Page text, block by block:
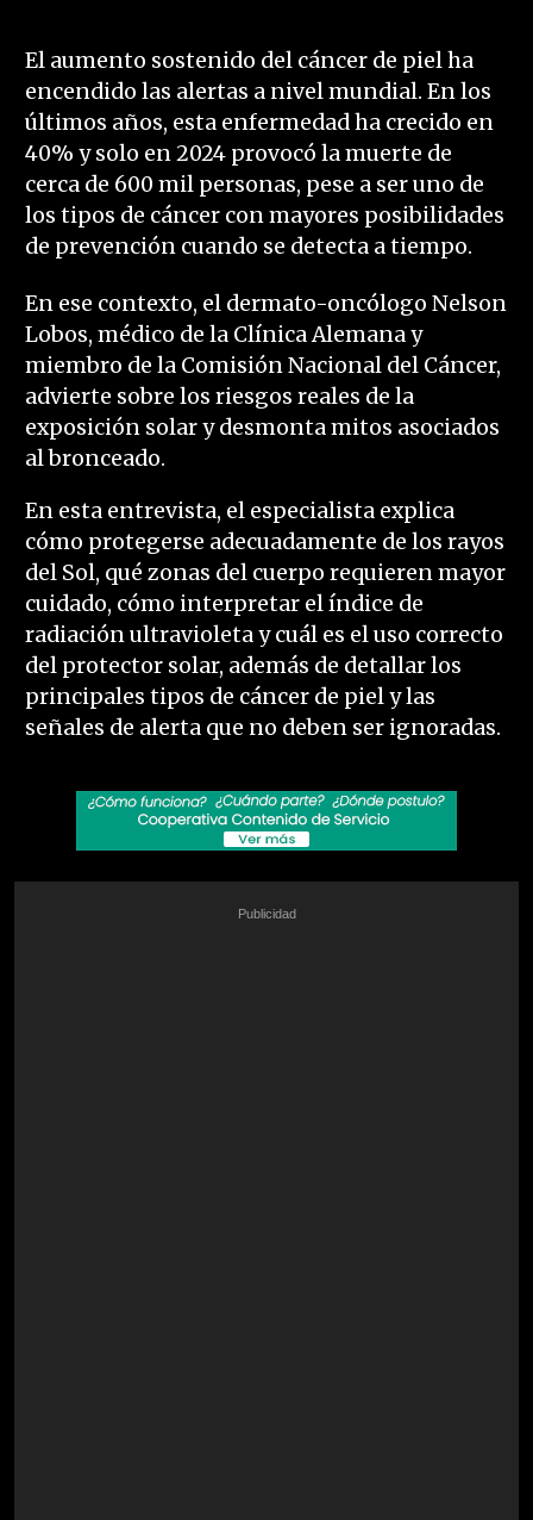
El aumento sostenido del cáncer de piel ha
encendido las alertas a nivel mundial. En los
últimos años, esta enfermedad ha crecido en
40% y solo en 2024 provocó la muerte de
cerca de 600 mil personas, pese a ser uno de
los tipos de cáncer con mayores posibilidades
de prevención cuando se detecta a tiempo.
En ese contexto, el dermato-oncólogo Nelson
Lobos, médico de la Clínica Alemana y
miembro de la Comisión Nacional del Cáncer,
advierte sobre los riesgos reales de la
exposición solar y desmonta mitos asociados
al bronceado.
En esta entrevista, el especialista explica
cómo protegerse adecuadamente de los rayos
del Sol, qué zonas del cuerpo requieren mayor
cuidado, cómo interpretar el índice de
radiación ultravioleta y cuál es el uso correcto
del protector solar, además de detallar los
principales tipos de cáncer de piel y las
señales de alerta que no deben ser ignoradas.